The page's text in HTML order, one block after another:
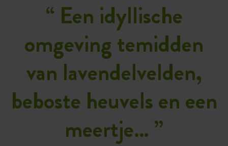
“ Een idyllische
omgeving temidden
van lavendelvelden,
beboste heuvels en een
meertje… ”